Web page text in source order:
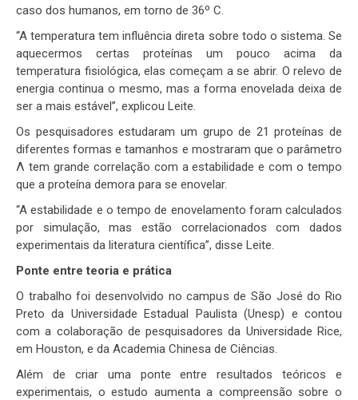
caso dos humanos, em torno de 36º C.
“A temperatura tem influência direta sobre todo o sistema. Se
aquecermos certas proteínas um pouco acima da
temperatura fisiológica, elas começam a se abrir. O relevo de
energia continua o mesmo, mas a forma enovelada deixa de
ser a mais estável”, explicou Leite.
Os pesquisadores estudaram um grupo de 21 proteínas de
diferentes formas e tamanhos e mostraram que o parâmetro
Λ tem grande correlação com a estabilidade e com o tempo
que a proteína demora para se enovelar.
“A estabilidade e o tempo de enovelamento foram calculados
por simulação, mas estão correlacionados com dados
experimentais da literatura científica”, disse Leite.
Ponte entre teoria e prática
O trabalho foi desenvolvido no campus de São José do Rio
Preto da Universidade Estadual Paulista (Unesp) e contou
com a colaboração de pesquisadores da Universidade Rice,
em Houston, e da Academia Chinesa de Ciências.
Além de criar uma ponte entre resultados teóricos e
experimentais, o estudo aumenta a compreensão sobre o